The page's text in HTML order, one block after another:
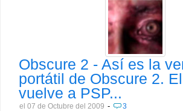
Obscure 2 - Así es la
portátil de Obscure 2.
vuelve a PSP...
el 07 de Octubre del 2009 - 3